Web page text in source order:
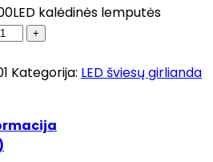
kalėdinės lemputės
Kategorija: LED šviesų girlianda